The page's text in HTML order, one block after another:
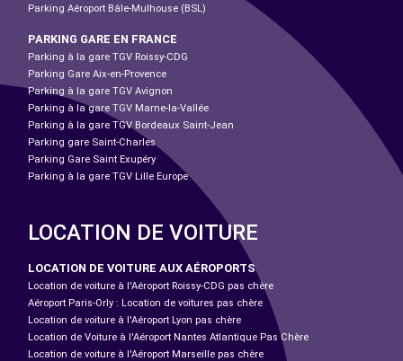
Parking Aéroport Bâle-Mulhouse (BSL)
PARKING GARE EN FRANCE
Parking à la gare TGV Roissy-CDG
Parking Gare Aix-en-Provence
Parking à la gare TGV Avignon
Parking à la gare TGV Marne-la-Vallée
Parking à la gare TGV Bordeaux Saint-Jean
Parking gare Saint-Charles
Parking Gare Saint Exupéry
Parking à la gare TGV Lille Europe
LOCATION DE VOITURE
LOCATION DE VOITURE AUX AÉROPORTS
Location de voiture à l'Aéroport Roissy-CDG pas chère
Aéroport Paris-Orly : Location de voitures pas chère
Location de voiture à l'Aéroport Lyon pas chère
Location de Voiture à l'Aéroport Nantes Atlantique Pas Chère
Location de voiture à l'Aéroport Marseille pas chère